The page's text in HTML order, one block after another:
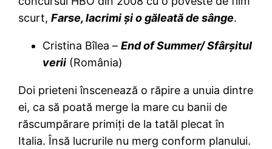
scurt,Farse, lacrimi şi o găleată de sânge.
Cristina Bîlea –End of Summer/ Sfârşitul
verii (România)
Doi prieteni înscenează o răpire a unuia dintre
ei, ca să poată merge la mare cu banii de
răscumpărare primiţi de la tatăl plecat în
Italia. Însă lucrurile nu merg conform planului.